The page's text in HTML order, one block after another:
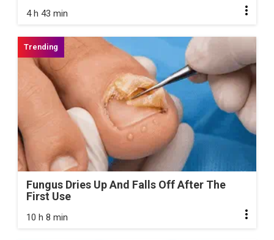
4 h 43 min
Fungus Dries Up And Falls Off After The
First Use
10 h 8 min